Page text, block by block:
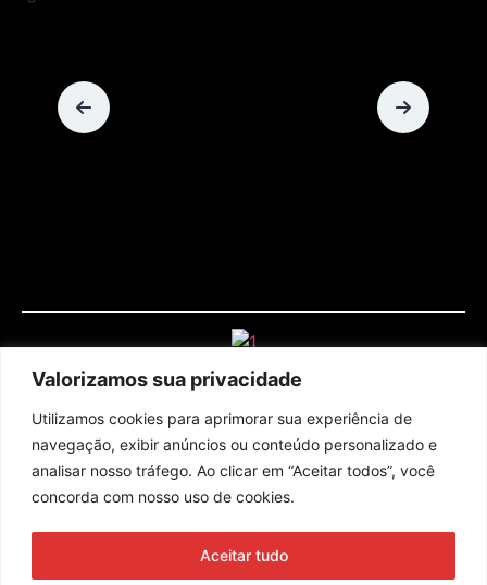
Valorizamos sua privacidade
Utilizamos cookies para aprimorar sua experiência de
navegação, exibir anúncios ou conteúdo personalizado e
analisar nosso tráfego. Ao clicar em “Aceitar todos”, você
concorda com nosso uso de cookies.
Aceitar tudo
Assine nossa newsletter